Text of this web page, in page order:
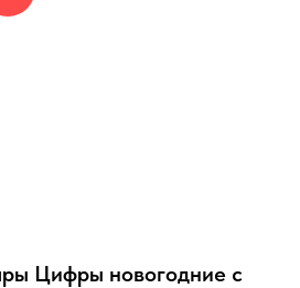
Цифры новогодние с